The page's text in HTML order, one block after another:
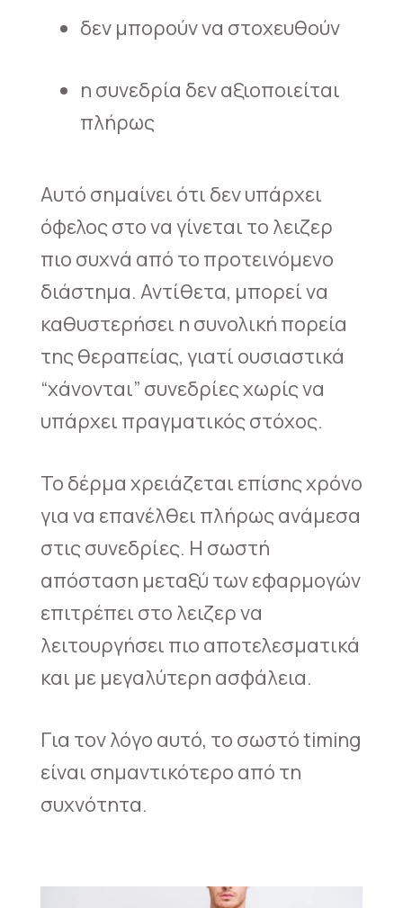
δεν μπορούν να στοχευθούν
η συνεδρία δεν αξιοποιείται
πλήρως
Αυτό σημαίνει ότι δεν υπάρχει
όφελος στο να γίνεται το λειζερ
πιο συχνά από το προτεινόμενο
διάστημα. Αντίθετα, μπορεί να
καθυστερήσει η συνολική πορεία
της θεραπείας, γιατί ουσιαστικά
“χάνονται” συνεδρίες χωρίς να
υπάρχει πραγματικός στόχος.
Το δέρμα χρειάζεται επίσης χρόνο
για να επανέλθει πλήρως ανάμεσα
στις συνεδρίες. Η σωστή
απόσταση μεταξύ των εφαρμογών
επιτρέπει στο λειζερ να
λειτουργήσει πιο αποτελεσματικά
και με μεγαλύτερη ασφάλεια.
Για τον λόγο αυτό, το σωστό timing
είναι σημαντικότερο από τη
συχνότητα.